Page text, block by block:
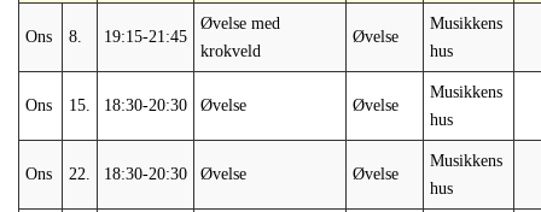
Ons 8. 19:15-21:45
Øvelse med
krokveld
Øvelse
Musikkens
hus
Ons 15. 18:30-20:30 Øvelse Øvelse
Musikkens
hus
Ons 22. 18:30-20:30 Øvelse Øvelse
Musikkens
hus